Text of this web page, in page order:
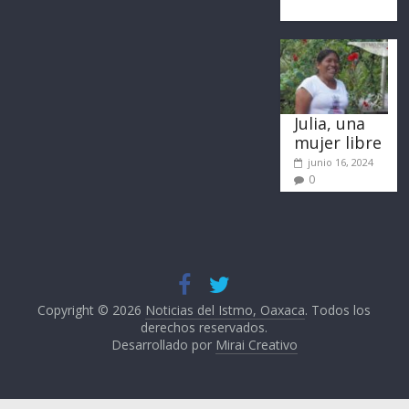
Julia, una
mujer libre
junio 16, 2024
0
Copyright © 2026 Noticias del Istmo, Oaxaca. Todos los
derechos reservados.
Desarrollado por Mirai Creativo